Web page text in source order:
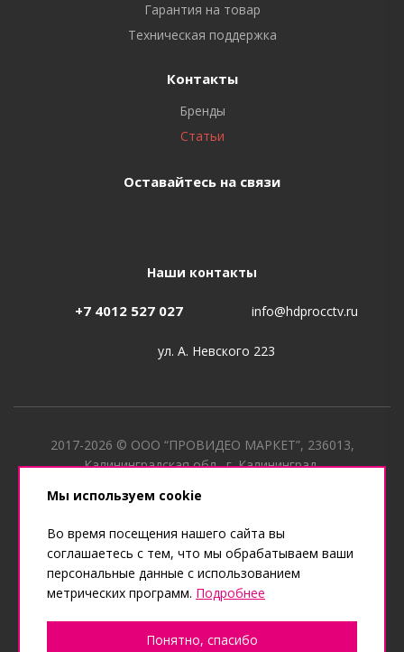
Гарантия на товар
Техническая поддержка
Контакты
Бренды
Статьи
Оставайтесь на связи
Наши контакты
+7 4012 527 027 info@hdprocctv.ru
ул. А. Невского 223
2017-2026 © ООО “ПРОВИДЕО МАРКЕТ”, 236013,
Калининградская обл., г. Калининград,
1173926024920
Разработка и продвижение сайтов
Мы используем cookie
Во время посещения нашего сайта вы
соглашаетесь с тем, что мы обрабатываем ваши
персональные данные с использованием
метрических программ. Подробнее
Понятно, спасибо